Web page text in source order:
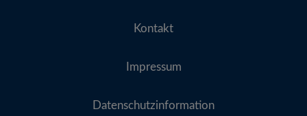
Kontakt
Impressum
Datenschutzinformation